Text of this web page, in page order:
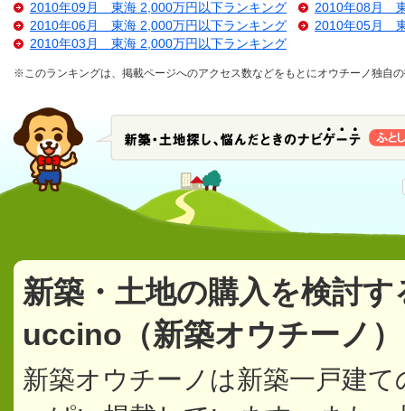
2010年09月 東海 2,000万円以下ランキング
2010年08月
2010年06月 東海 2,000万円以下ランキング
2010年05月
2010年03月 東海 2,000万円以下ランキング
※このランキングは、掲載ページへのアクセス数などをもとにオウチーノ独自
新築・土地の購入を検討
uccino（新築オウチーノ
新築オウチーノは新築一戸建